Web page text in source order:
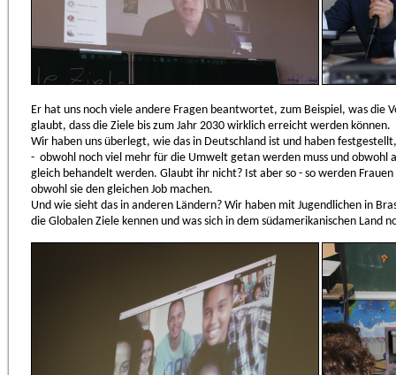
Er hat uns noch viele andere Fragen beantwortet, zum Beispiel, was die
glaubt, dass die Ziele bis zum Jahr 2030 wirklich erreicht werden können.
Wir haben uns überlegt, wie das in Deutschland ist und haben
- obwohl noch viel mehr für die Umwelt getan werden muss und obwohl
gleich behandelt werden. Glaubt ihr nicht? Ist aber so - so werden
obwohl sie den gleichen Job machen.
Und wie sieht das in anderen Ländern? Wir haben mit Jugendlichen in
die Globalen Ziele kennen und was sich in dem südamerikanischen Land